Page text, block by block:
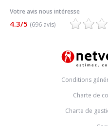
Votre avis nous intéresse
4.3/5 (696 avis)
Conditions
Charte de
Charte de